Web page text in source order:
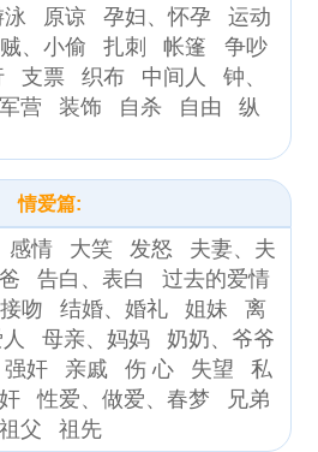
泳 原谅 孕妇、怀孕
运动
贼、小偷 扎刺 帐篷
争吵
支票 织布 中间人
钟、
营 装饰 自杀 自由
纵
情爱篇:
感情 大笑 发怒
夫妻、夫
告白、表白
过去的爱情
接吻 结婚、婚礼 姐妹
离
母亲、妈妈
奶奶、爷爷
强奸 亲戚 伤 心 失望
私
性爱、做爱、春梦
兄弟
父 祖先